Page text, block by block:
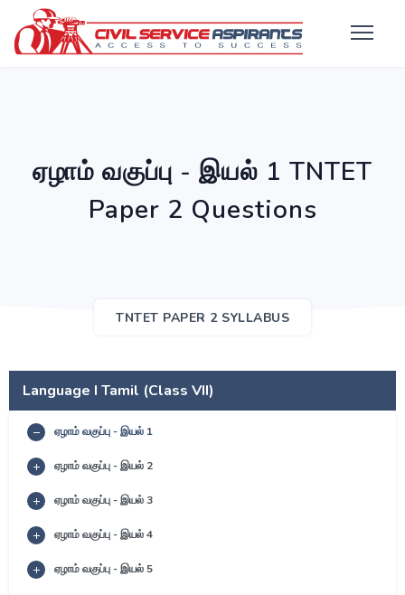
ஏழாம் வகுப்பு - இயல் 1 TNTET
Paper 2 Questions
TNTET PAPER 2 SYLLABUS
Language I Tamil (Class VII)
ஏழாம் வகுப்பு - இயல் 1
ஏழாம் வகுப்பு - இயல் 2
ஏழாம் வகுப்பு - இயல் 3
ஏழாம் வகுப்பு - இயல் 4
ஏழாம் வகுப்பு - இயல் 5